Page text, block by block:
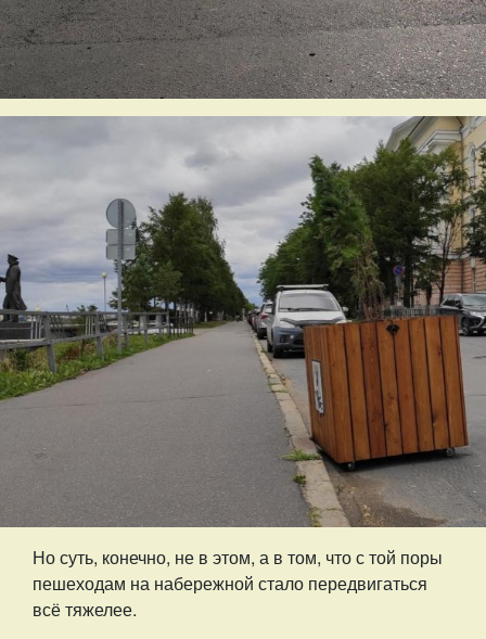
Но суть, конечно, не в этом, а в том, что с той поры
пешеходам на набережной стало передвигаться
всё тяжелее.